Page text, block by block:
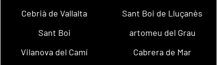
Cebrià de Vallalta
Sant Boi de Lluçanès
Sant Boi
artomeu del Grau
Vilanova del Camí
Cabrera de Mar